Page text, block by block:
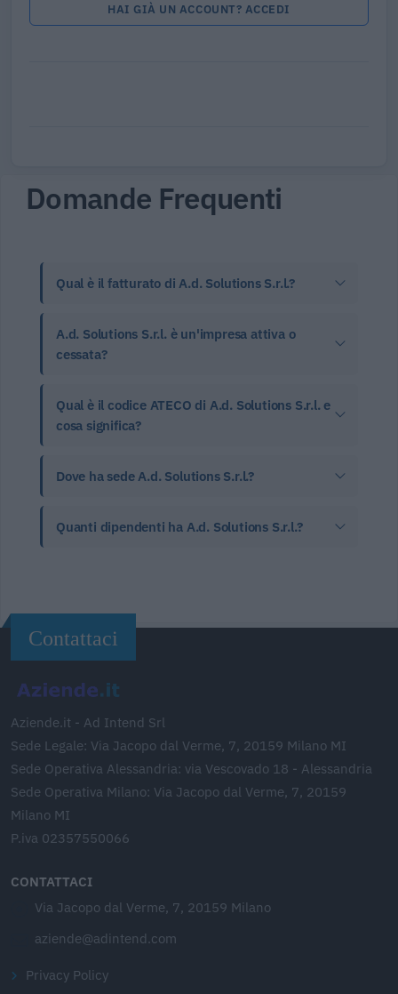
HAI GIÀ UN ACCOUNT? ACCEDI
Domande Frequenti
Qual è il fatturato di A.d. Solutions S.r.l.?
A.d. Solutions S.r.l. è un'impresa attiva o
cessata?
Qual è il codice ATECO di A.d. Solutions S.r.l. e
cosa significa?
Dove ha sede A.d. Solutions S.r.l.?
Quanti dipendenti ha A.d. Solutions S.r.l.?
Contattaci
Aziende.it - Ad Intend Srl
Sede Legale: Via Jacopo dal Verme, 7, 20159 Milano MI
Sede Operativa Alessandria: via Vescovado 18 - Alessandria
Sede Operativa Milano: Via Jacopo dal Verme, 7, 20159
Milano MI
P.iva 02357550066
CONTATTACI
Via Jacopo dal Verme, 7, 20159 Milano
aziende@adintend.com
Privacy Policy